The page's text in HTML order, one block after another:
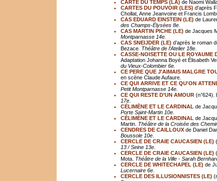
CARTE DU TEMPS (LA) de Naomi
CARTES DU POUVOIR (LES) d'après
Chollat, Anne Jeanvoine et Francis
CAS EDUARD EINSTEIN (LE) de
des Champs-Élysées 8e.
CAS MARTIN PICHE (LE) de Jacques
Montparnasse 14e.
CAS SNEIJDER (LE) d’après le roman
Bezace. Théâtre de l’Atelier 18e.
CASSE-NOISETTE OU LE ROYAUME
Adaptation Johanna Boyé et Élisabeth
du Vieux-Colombier 6e.
CE PERE QUE J'AIMAIS MALGRE
en scène Claude Aufaure.
CE QUI ARRIVE ET CE QU'ON
Petit Montparnasse 14e.
CE QUI RESTE D’UN AMOUR (n°624).
17e.
CÉLIMÈNE ET LE CARDINAL de
Porte Saint-Martin 10e.
CÉLIMÈNE ET LE CARDINAL de
Martin. Théâtre de la Croisée des
CENDRES DE CAILLOUXde Daniel
Boussole 10e.
CERCLE DE CRAIE CAUCASIEN (LE)
13 / Seine 13e.
CERCLE DE CRAIE CAUCASIEN (LE)
Mota. Théâtre de la Ville - Sarah
CERCLE DE WHITECHAPEL (LE) de
Lucernaire 6e.
CERCLE DES ILLUSIONNISTES (LE)